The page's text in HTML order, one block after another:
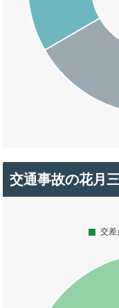
交通事故の花月